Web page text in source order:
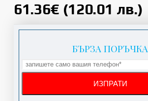
61.36€ (120.01 лв.)
БЪРЗА ПОРЪЧКА